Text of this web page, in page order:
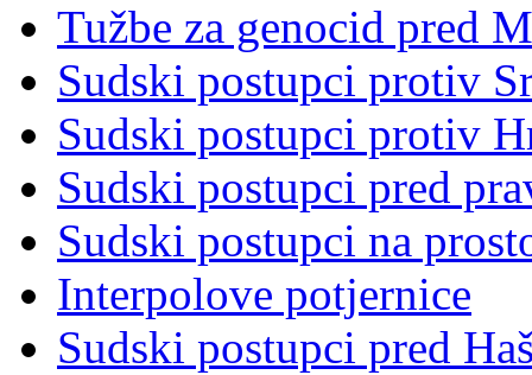
Tužbe za genocid pred
Sudski postupci protiv
Sudski postupci protiv
Sudski postupci pred
Sudski postupci na
Interpolove potjernice
Sudski postupci pred